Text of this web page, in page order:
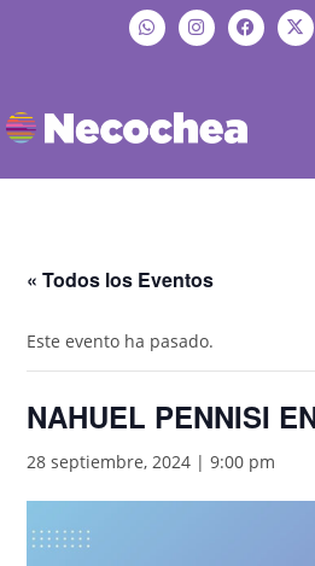
« Todos los Eventos
Este evento ha pasado.
NAHUEL PENNISI
28 septiembre, 2024 | 9:00 pm